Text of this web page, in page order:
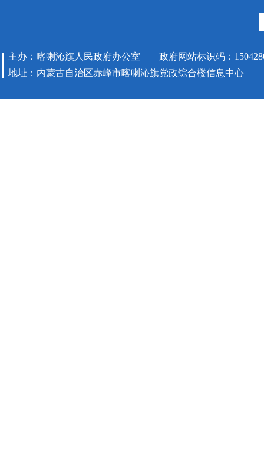
主办：喀喇沁旗人民政府办公室 政府网站标识码：
地址：内蒙古自治区赤峰市喀喇沁旗党政综合楼信息中心